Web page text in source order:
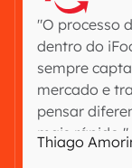
"O processo
dentro do
sempre
mercado e
pensar
mais rápido."
Thiago